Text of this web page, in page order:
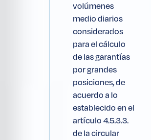
volúmenes
medio diarios
considerados
para el cálculo
de las garantías
por grandes
posiciones, de
acuerdo a lo
establecido en el
artículo 4.5.3.3.
de la circular